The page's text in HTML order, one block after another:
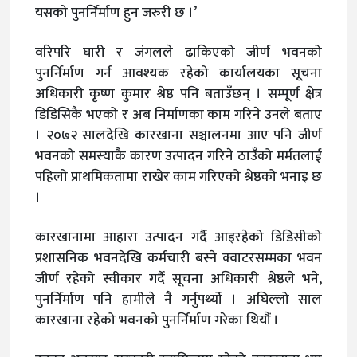
यसको पुनर्निर्माण हुन जरुरी छ ।’
वरिपरि घारी र जंगलले ढाकिएको जीर्ण भवनको
पुनर्निर्माण गर्न आवश्यक रहेको कार्यालयका सूचना
अधिकारी कृष्ण कुमार श्रेष्ठ पनि बताउँछन् । सम्पूर्ण क्षेत्र
डिडिसिकै भएको र अब निर्माणका काम गरिने उनले बताए
। २०७२ सालदेखि कारखाना सञ्चालनमा आए पनि जीर्ण
भवनको समस्याकै कारण उत्पादन गरिने ठाउँको मर्मतलाई
पहिलो प्राथमिकतामा राखेर काम गरिएको श्रेष्ठको भनाइ छ
।
कारखानामा आहारा उत्पादन गर्दै आइरहेको डिडिसीको
प्रशासनिक भवनदेखि कर्मचारी बस्ने क्वाटरसम्मका भवन
जीर्ण रहेको स्वीकार गर्दै सूचना अधिकारी श्रेष्ठले भने,
पुनर्निर्माण पनि हामीले नै गर्नुपर्थ्यो । अघिल्लो साल
कारखाना रहेको भवनको पुनर्निर्माण गरेका थियौं ।